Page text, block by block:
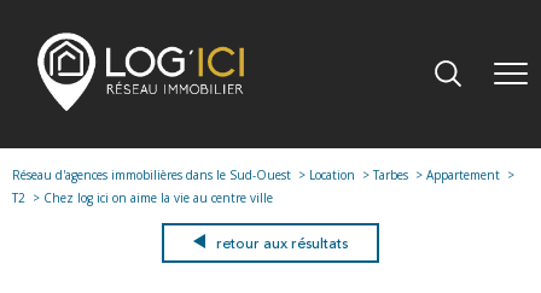
Réseau d'agences immobilières dans le Sud-Ouest Location Tarbes
Appartement
T2
Chez log ici on aime la vie au centre ville
retour aux résultats